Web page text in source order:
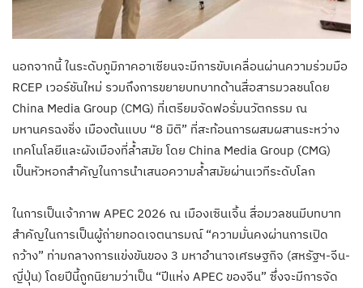
นอกจากนี้ ในระดับภูมิภาคอาเซียนจะมีการขับเคลื่อนผ่านความร่วมมือ
RCEP เวอร์ชันใหม่ รวมถึงการขยายบทบาทด้านสื่อสารมวลชนโดย
China Media Group (CMG) ที่เตรียมจัดฟอรั่มนวัตกรรม ณ
มหานครฉงชิ่ง เมืองต้นแบบ “8 มิติ” ที่สะท้อนการผสมผสานระหว่าง
เทคโนโลยีและผังเมืองที่ล้ำสมัย โดย China Media Group (CMG)
เป็นหัวหอกสำคัญในการนำเสนอความล้ำสมัยผ่านเวทีระดับโลก
ในการเป็นเจ้าภาพ APEC 2026 ณ เมืองเซินเจิ้น สื่อมวลชนมีบทบาท
สำคัญในการเป็นผู้ถ่ายทอดเจตนารมณ์ “ความมั่นคงผ่านการเปิด
กว้าง” ท่ามกลางการแข่งขันของ 3 มหาอำนาจเศรษฐกิจ (สหรัฐฯ-จีน-
ญี่ปุ่น) โดยปีนี้ถูกนิยามว่าเป็น “ปีแห่ง APEC ของจีน” ซึ่งจะมีการจัด